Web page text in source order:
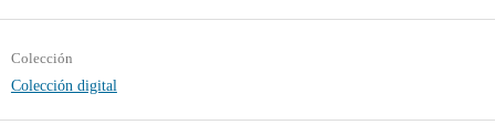
Colección
Colección digital